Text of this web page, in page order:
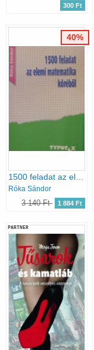
300 Ft
Róka Sándor
3 140 Ft 1 884 Ft
40%
PARTNER